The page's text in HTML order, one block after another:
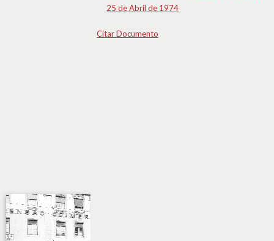
25 de Abril de 1974
Citar Documento